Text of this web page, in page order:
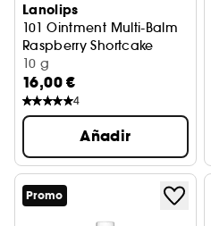
Lanolips
101 Ointment Multi-Balm
Raspberry Shortcake
Lip Care
10 g
16,00 €
4
Añadir
Promo